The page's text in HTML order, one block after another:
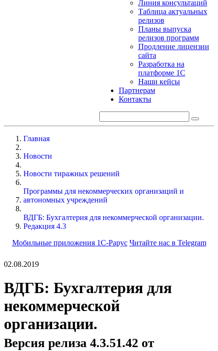
Линия консультаций
Таблица актуальных
релизов
Планы выпуска
релизов программ
Продление лицензии
сайта
Разработка на
платформе 1С
Наши кейсы
Партнерам
Контакты
Главная
Новости
Новости тиражных решений
Программы для некоммерческих организаций и
автономных учреждений
ВДГБ: Бухгалтерия для некоммерческой организации.
Редакция 4.3
Мобильные приложения 1С-Рарус Читайте нас в Telegram
02.08.2019
ВДГБ: Бухгалтерия для
некоммерческой
организации.
Версия релиза 4.3.51.42 от